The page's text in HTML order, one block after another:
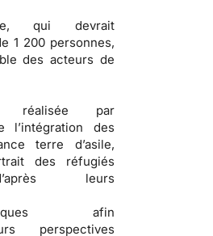
qui devrait
1 200 personnes,
des acteurs de
réalisée par
l’intégration des
terre d’asile,
des réfugiés
leurs
afin
perspectives